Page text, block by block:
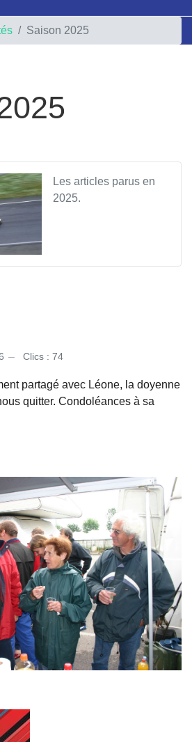
Saison 2025
Les articles parus en
2025.
Clics : 74
partagé avec Léone, la doyenne
quitter. Condoléances à sa